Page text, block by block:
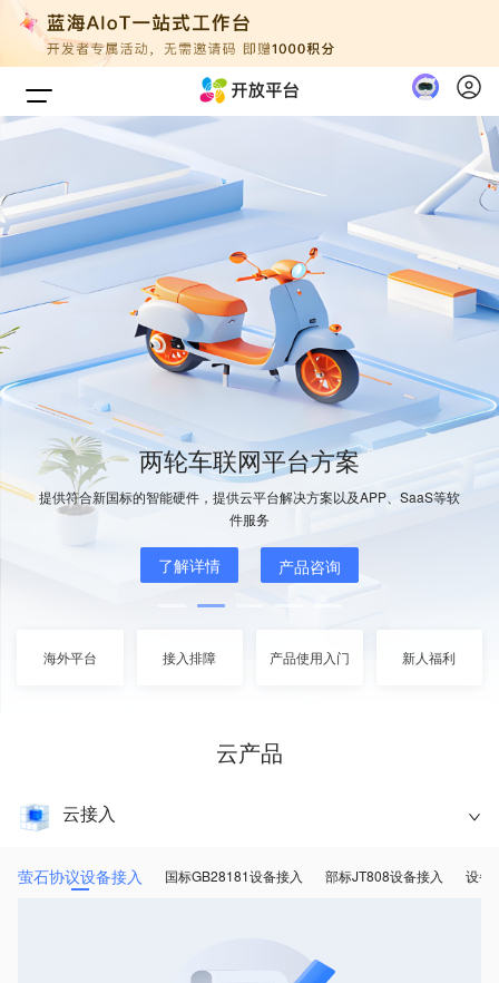
首页
解决方案
文档中心
价格
新手指南
两轮车联网平台方案
提供符合新国标的智能硬件，提供云平台解决方案以及APP、SaaS等软
件服务
了解详情 产品咨询
海外平台 接入排障 产品使用入门 新人福利
云产品
云接入
萤石协议设备接入 国标GB28181设备接入 部标JT808设备接入 设备